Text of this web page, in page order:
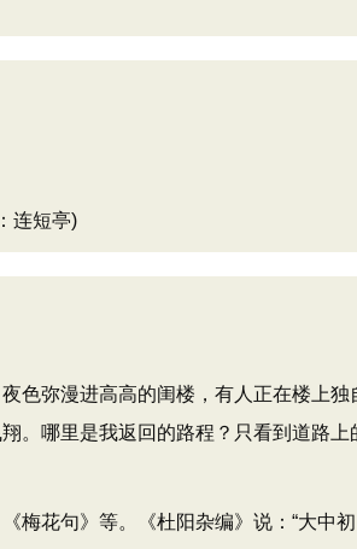
连短亭)
色弥漫进高高的闺楼，有人正在楼上独
。哪里是我返回的路程？只看到道路上
梅花句》等。《杜阳杂编》说：“大中